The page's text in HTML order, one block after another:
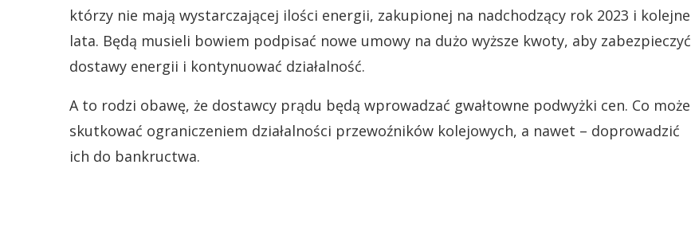
którzy nie mają wystarczającej ilości energii, zakupionej na nadchodzący rok 2023 i kolejne
lata. Będą musieli bowiem podpisać nowe umowy na dużo wyższe kwoty, aby zabezpieczyć
dostawy energii i kontynuować działalność.
A to rodzi obawę, że dostawcy prądu będą wprowadzać gwałtowne podwyżki cen. Co może
skutkować ograniczeniem działalności przewoźników kolejowych, a nawet – doprowadzić
ich do bankructwa.